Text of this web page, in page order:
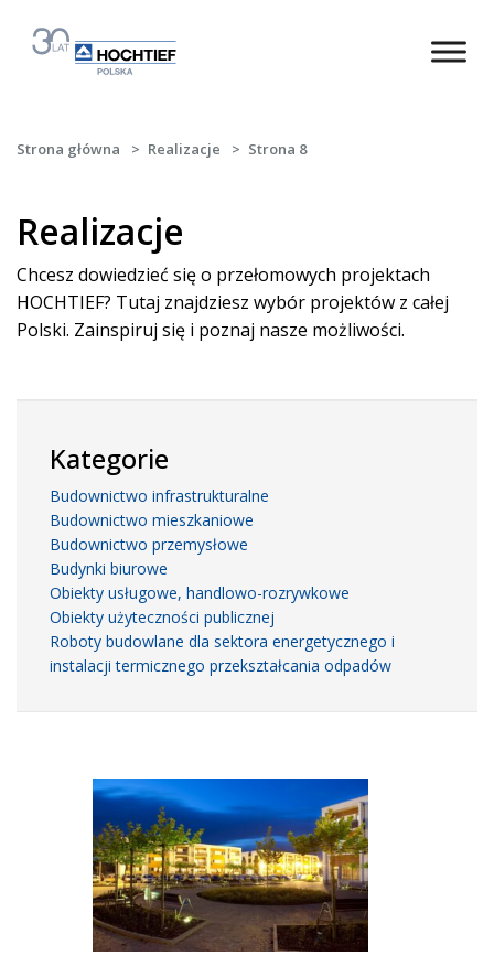
Strona główna > Realizacje > Strona 8
Realizacje
Chcesz dowiedzieć się o przełomowych projektach
HOCHTIEF? Tutaj znajdziesz wybór projektów z całej
Polski. Zainspiruj się i poznaj nasze możliwości.
Kategorie
Budownictwo infrastrukturalne
Budownictwo mieszkaniowe
Budownictwo przemysłowe
Budynki biurowe
Obiekty usługowe, handlowo-rozrywkowe
Obiekty użyteczności publicznej
Roboty budowlane dla sektora energetycznego i
instalacji termicznego przekształcania odpadów